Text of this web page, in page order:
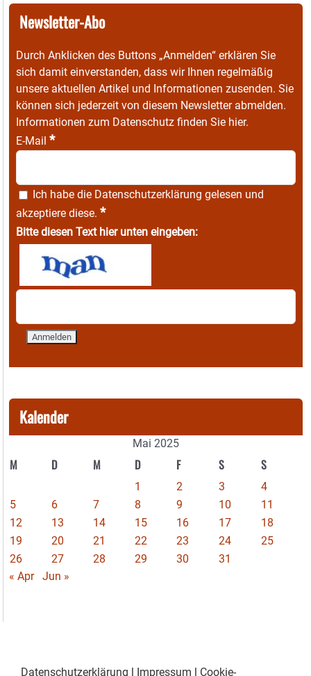
Newsletter-Abo
Durch Anklicken des Buttons „Anmelden“ erklären Sie
sich damit einverstanden, dass wir Ihnen regelmäßig
unsere aktuellen Artikel und Informationen zusenden. Sie
können sich jederzeit von diesem Newsletter abmelden.
Informationen zum Datenschutz finden Sie hier.
E-Mail *
Ich habe die Datenschutzerklärung gelesen und
akzeptiere diese. *
Bitte diesen Text hier unten eingeben:
Kalender
Mai 2025
M D M D F S S
1 2 3
4
5
6 7 8 9 10
11
12
13 14 15 16 17
18
19
20 21 22 23 24
25
26
27 28 29 30
31
« Apr
Jun »
Datenschutzerklärung | Impressum | Cookie-